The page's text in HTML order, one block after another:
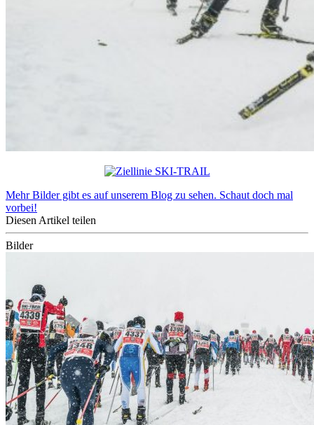
Mehr Bilder gibt es auf unserem Blog zu sehen. Schaut doch mal
vorbei!
Diesen Artikel teilen
Bilder